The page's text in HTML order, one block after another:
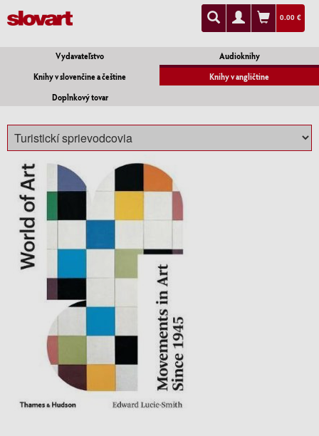
0.00 €
Vydavateľstvo
Audioknihy
Knihy v slovenčine a češtine
Knihy v angličtine
Doplnkový tovar